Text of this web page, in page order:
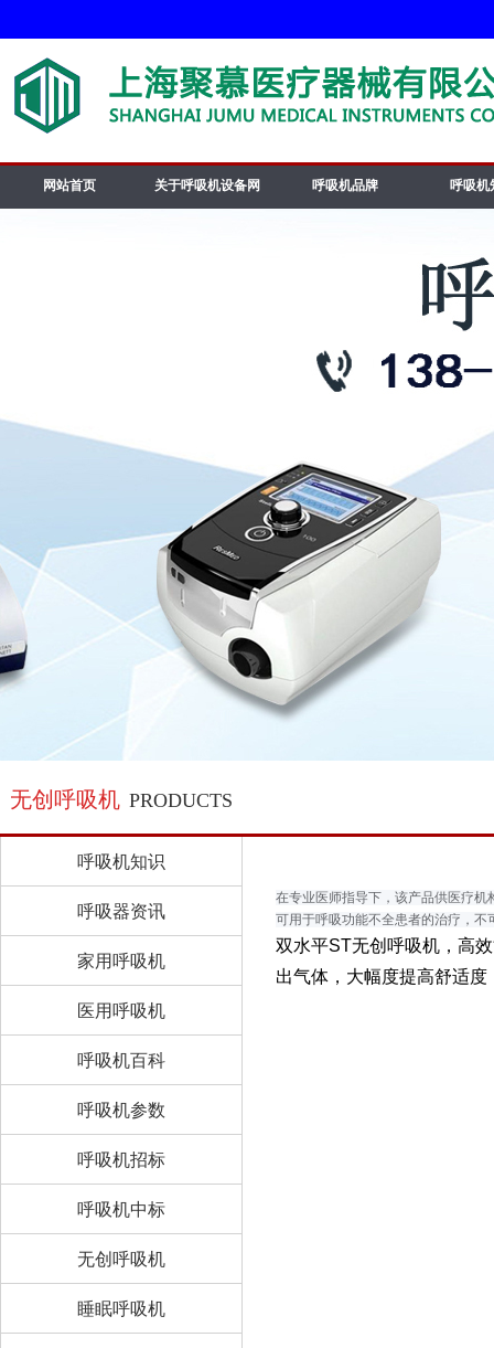
网站首页 关于呼吸机设备网 呼吸机品牌 呼吸机
无创呼吸机 PRODUCTS
呼吸机知识
呼吸器资讯
家用呼吸机
医用呼吸机
呼吸机百科
呼吸机参数
呼吸机招标
呼吸机中标
无创呼吸机
睡眠呼吸机
在专业医师指导下，该产品供医疗机
可用于呼吸功能不全患者的治疗，不
双水平ST无创呼吸机，高
出气体，大幅度提高舒适度